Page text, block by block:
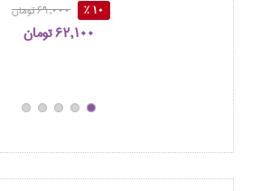
10 % 69,000 تومان
62,100 تومان